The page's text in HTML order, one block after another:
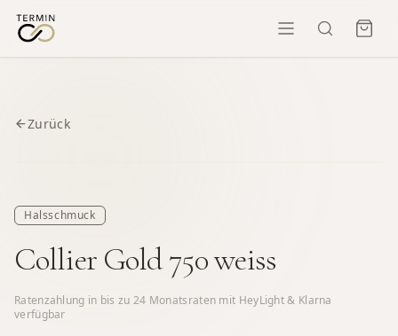
Zurück
Halsschmuck
Collier Gold 750 weiss
Ratenzahlung in bis zu 24 Monatsraten mit HeyLight & Klarna
verfügbar